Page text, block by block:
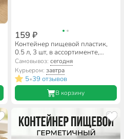
159 ₽
Контейнер пищевой пластик,
0.5 л, 3 шт, в ассортименте,
прямоугольный, набор,
Sparkplast, BioFresh, IS10713
Самовывоз: сегодня
Курьером: завтра
5•39 отзывов
В корзину